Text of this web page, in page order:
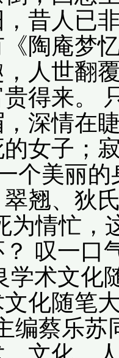
昔人已
陶庵梦
人世翻
得来。
深情在
女子；
个美丽
翘、狄
为情忙，
叹一口
学术文化
化随笔
编蔡乐